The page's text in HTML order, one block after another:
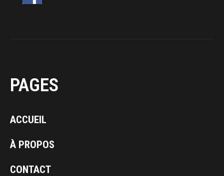
PAGES
ACCUEIL
À PROPOS
CONTACT